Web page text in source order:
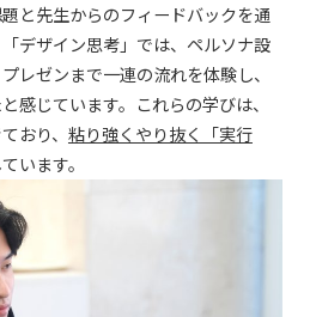
と先生からのフィードバックを通
デザイン思考」では、ペルソナ設
レゼンまで一連の流れを体験し、
感じています。これらの学びは、
おり、 粘り強くやり抜く「実行
います。